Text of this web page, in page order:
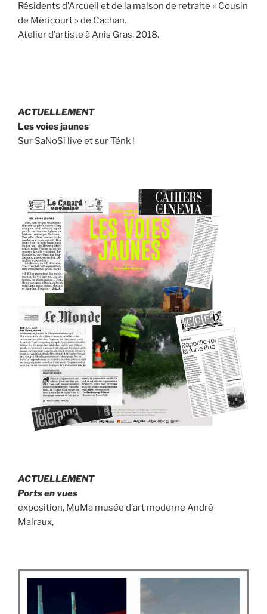
Résidents d’Arcueil et de la maison de retraite « Cousin
de Méricourt » de Cachan.
Atelier d’artiste à Anis Gras, 2018.
ACTUELLEMENT
Les voies jaunes
Sur SaNoSi live et sur Tënk !
ACTUELLEMENT
Ports en vues
exposition, MuMa musée d’art moderne André
Malraux,